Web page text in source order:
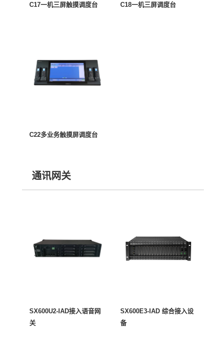
C17一机三屏触摸调度台 C18一机三屏调度台
C22多业务触摸屏调度台
通讯网关
SX600U2-IAD接入语音网
关
SX600E3-IAD 综合接入设
备